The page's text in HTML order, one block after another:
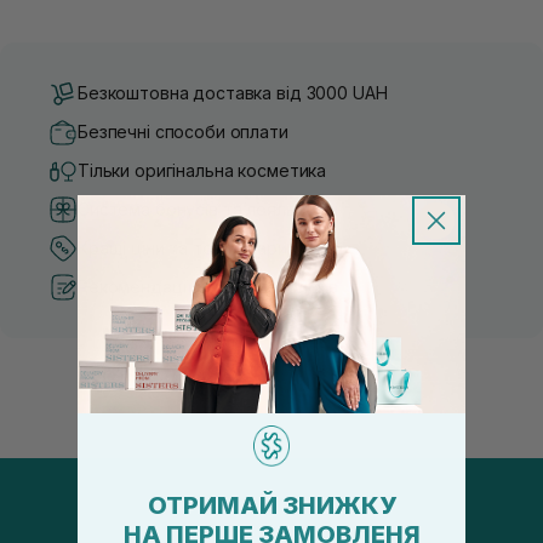
Безкоштовна доставка від 3000 UAH
Безпечні способи оплати
Тільки оригінальна косметика
Система бонусів та лояльності
Кращі ціни та топ товари
Рекомендації від косметологів
ОТРИМАЙ ЗНИЖКУ
НА ПЕРШЕ ЗАМОВЛЕНЯ